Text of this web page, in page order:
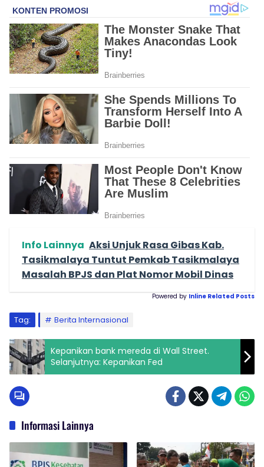
Info Lainnya Aksi Unjuk Rasa Gibas Kab.
Tasikmalaya Tuntut Pemkab Tasikmalaya
Masalah BPJS dan Plat Nomor Mobil Dinas
Powered by Inline Related Posts
Tag: Berita Internasional
Kepanikan bank mereda di Wall Street.
Selanjutnya: Kepanikan Fed
Informasi Lainnya